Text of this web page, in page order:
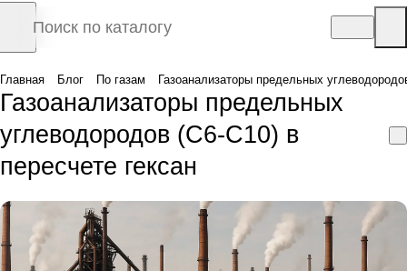
Главная Блог По газам Газоанализаторы предельных
Газоанализаторы предельных
углеводородов (C6-C10) в
пересчете гексан